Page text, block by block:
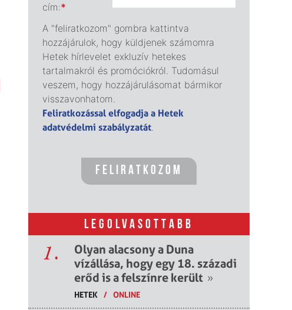
cím:*
A "feliratkozom" gombra kattintva
hozzájárulok, hogy küldjenek számomra
Hetek hírlevelet exkluzív hetekes
tartalmakról és promóciókról. Tudomásul
veszem, hogy hozzájárulásomat bármikor
visszavonhatom.
Feliratkozással elfogadja a Hetek
adatvédelmi szabályzatát
LEGOLVASOTTABB
1.
Olyan alacsony a Duna
vízállása, hogy egy 18. századi
erőd is a felszínre került »
HETEK / ONLINE